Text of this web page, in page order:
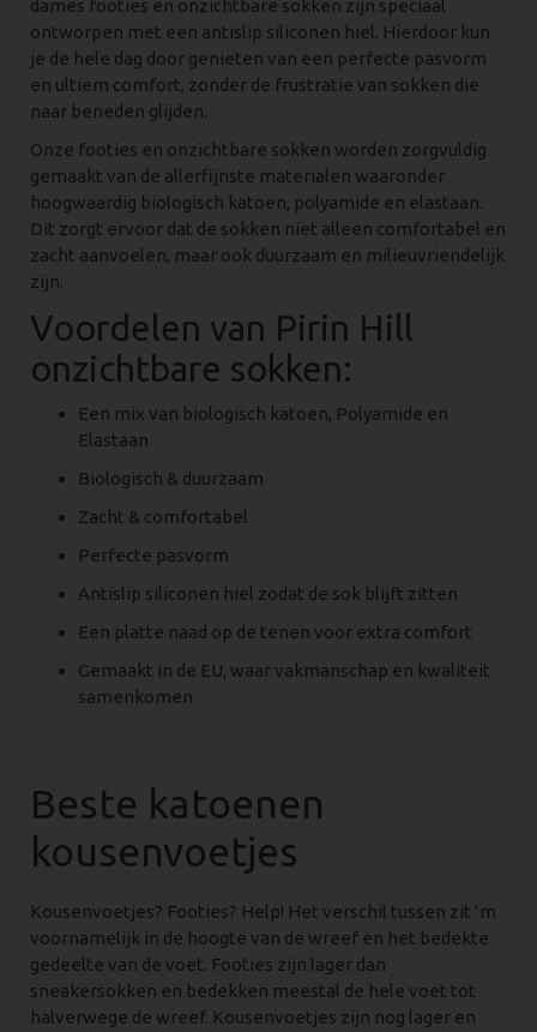
dames footies en onzichtbare sokken zijn speciaal
ontworpen met een antislip siliconen hiel. Hierdoor kun
je de hele dag door genieten van een perfecte pasvorm
en ultiem comfort, zonder de frustratie van sokken die
naar beneden glijden.
Onze footies en onzichtbare sokken worden zorgvuldig
gemaakt van de allerfijnste materialen waaronder
hoogwaardig biologisch katoen, polyamide en elastaan.
Dit zorgt ervoor dat de sokken niet alleen comfortabel en
zacht aanvoelen, maar ook duurzaam en milieuvriendelijk
zijn.
Voordelen van Pirin Hill
onzichtbare sokken:
Een mix van biologisch katoen, Polyamide en
Elastaan
Biologisch & duurzaam
Zacht & comfortabel
Perfecte pasvorm
Antislip siliconen hiel zodat de sok blijft zitten
Een platte naad op de tenen voor extra comfort
Gemaakt in de EU, waar vakmanschap en kwaliteit
samenkomen
Beste katoenen
kousenvoetjes
Kousenvoetjes? Footies? Help! Het verschil tussen zit ‘m
voornamelijk in de hoogte van de wreef en het bedekte
gedeelte van de voet. Footies zijn lager dan
sneakersokken en bedekken meestal de hele voet tot
halverwege de wreef. Kousenvoetjes zijn nog lager en